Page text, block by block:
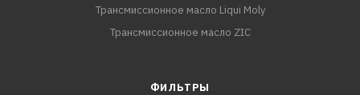
Трансмиссионное масло Liqui Moly
Трансмиссионное масло ZIC
ФИЛЬТРЫ